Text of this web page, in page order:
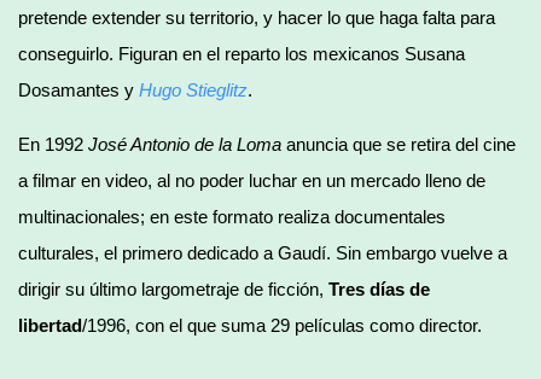
pretende extender su territorio, y hacer lo que haga falta para
conseguirlo. Figuran en el reparto los mexicanos Susana
Dosamantes y Hugo Stieglitz.
En 1992 José Antonio de la Loma anuncia que se retira del cine
a filmar en video, al no poder luchar en un mercado lleno de
multinacionales; en este formato realiza documentales
culturales, el primero dedicado a Gaudí. Sin embargo vuelve a
dirigir su último largometraje de ficción, Tres días de
libertad/1996, con el que suma 29 películas como director.